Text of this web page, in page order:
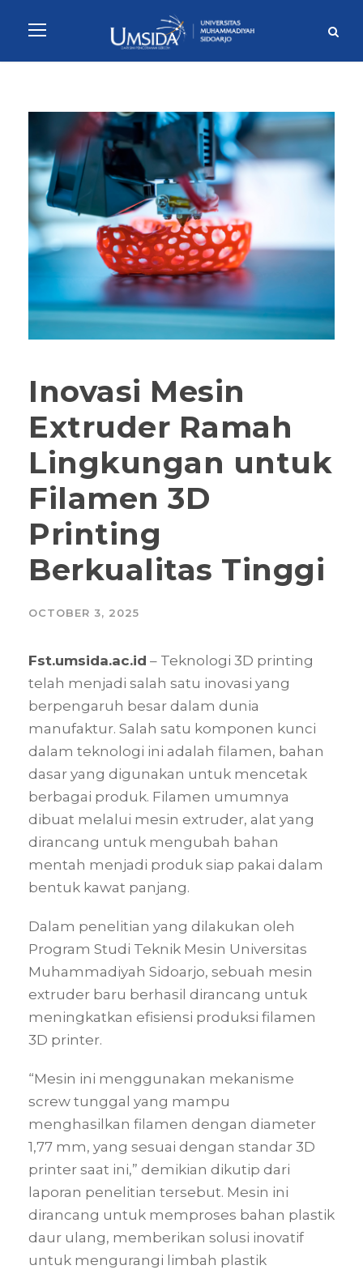
Inovasi Mesin
Extruder Ramah
Lingkungan untuk
Filamen 3D
Printing
Berkualitas Tinggi
OCTOBER 3, 2025
Fst.umsida.ac.id – Teknologi 3D printing
telah menjadi salah satu inovasi yang
berpengaruh besar dalam dunia
manufaktur. Salah satu komponen kunci
dalam teknologi ini adalah filamen, bahan
dasar yang digunakan untuk mencetak
berbagai produk. Filamen umumnya
dibuat melalui mesin extruder, alat yang
dirancang untuk mengubah bahan
mentah menjadi produk siap pakai dalam
bentuk kawat panjang.
Dalam penelitian yang dilakukan oleh
Program Studi Teknik Mesin Universitas
Muhammadiyah Sidoarjo, sebuah mesin
extruder baru berhasil dirancang untuk
meningkatkan efisiensi produksi filamen
3D printer.
“Mesin ini menggunakan mekanisme
screw tunggal yang mampu
menghasilkan filamen dengan diameter
1,77 mm, yang sesuai dengan standar 3D
printer saat ini,” demikian dikutip dari
laporan penelitian tersebut. Mesin ini
dirancang untuk memproses bahan plastik
daur ulang, memberikan solusi inovatif
untuk mengurangi limbah plastik